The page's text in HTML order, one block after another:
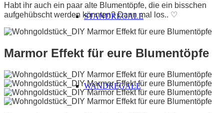
STANDREGALE
WANDREGALE
Habt ihr auch ein paar alte Blumentöpfe, die ein bisschen
aufgehübscht werden könnten? Dann mal los.. ♡
Marmor Effekt für eure Blumentöpfe